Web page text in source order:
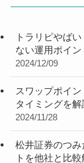
トラリピやば
ない運用ポイン
2024/12/09
スワップポイ
タイミングを解
2024/11/28
松井証券のつ
トを他社と比較